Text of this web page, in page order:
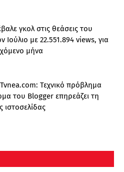
γκολ στις θεάσεις του
Ιούλιο με 22.551.894 views, για
μήνα
Τεχνικό πρόβλημα
του Blogger επηρεάζει τη
ιστοσελίδας